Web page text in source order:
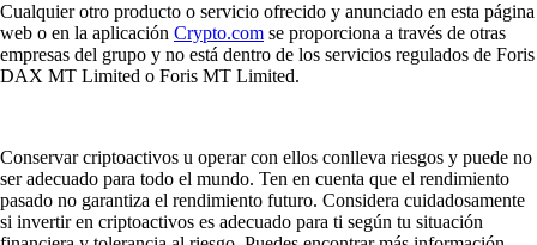
Cualquier otro producto o servicio ofrecido y anunciado en esta página
web o en la aplicación Crypto.com se proporciona a través de otras
empresas del grupo y no está dentro de los servicios regulados de Foris
DAX MT Limited o Foris MT Limited.
Conservar criptoactivos u operar con ellos conlleva riesgos y puede no
ser adecuado para todo el mundo. Ten en cuenta que el rendimiento
pasado no garantiza el rendimiento futuro. Considera cuidadosamente
si invertir en criptoactivos es adecuado para ti según tu situación